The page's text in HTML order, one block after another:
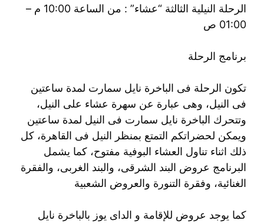
الرحلة النيلية الثالثة “عشاء” : من الساعة 10:00 م –
01:00 ص
برنامج الرحلة
تكون الرحلة فى الباخرة نايل سمارت لمدة ساعتين
فى النيل، وهى عبارة عن سهرة عشاء على النيل،
وتتحرك الباخرة نايل سمارت فى النيل لمدة ساعتين
ويمكن لحضراتكم التمتع بمنظر النيل فى القاهرة، كل
ذلك اثناء تناول العشاء البوفية مفتوح، كما يشمل
البرنامج عروض البند الشرقى، والبند الغربى، والفقرة
الغنائية، وفقرة التنورة والعروض الشعبية
كما يوجد عروض للإقامة و الداى يوز بالباخرة نايل